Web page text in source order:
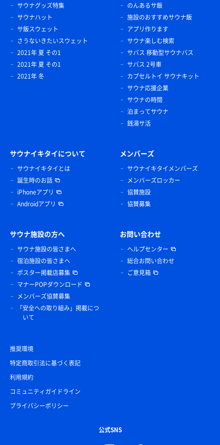
サウナグッズ特集
サウナハット
サ飯スウェット
さうないきたいスウェット
2021年 夏 その1
2021年 夏 その1
2021年 冬
のんあるサ飯
施設のおすすめサウナ飯
アプリ作ります
サウナ楽しむ検索
サバス 移動型サウナバス
サバス 2号車
カプセルトイ サウナキット
サウナ応援企業
サウナの時間
泊まってサウナ
銭湯サ活
サウナイキタイについて
サウナイキタイとは
誕生時のお話
iPhoneアプリ
Androidアプリ
メンバーズ
サウナイキタイメンバーズ
メンバーズロッカー
協賛施設
協賛募集
サウナ施設の方へ
サウナ施設の皆さまへ
宿泊施設の皆さまへ
ポスター掲載店募集
マナーPOPダウンロード
メンバーズ協賛募集
「安全への取り組み」掲載につ
いて
お問い合わせ
ヘルプセンター
総合お問い合わせ
ご意見箱
推奨環境
特定商取引法に基づく表記
利用規約
コミュニティガイドライン
プライバシーポリシー
公式SNS